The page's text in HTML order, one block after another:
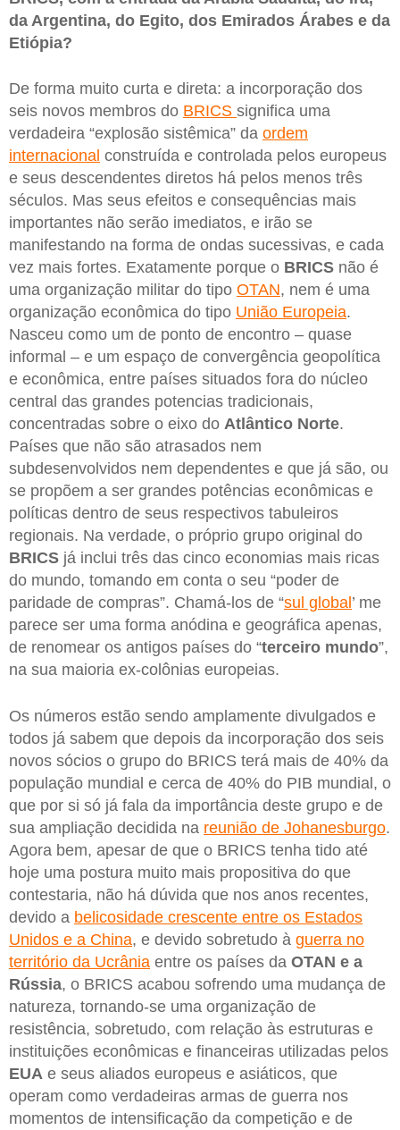
da Argentina, do Egito, dos Emirados Árabes e da
Etiópia?
De forma muito curta e direta: a incorporação dos
seis novos membros do BRICS significa uma
verdadeira “explosão sistêmica” da ordem
internacional construída e controlada pelos europeus
e seus descendentes diretos há pelos menos três
séculos. Mas seus efeitos e consequências mais
importantes não serão imediatos, e irão se
manifestando na forma de ondas sucessivas, e cada
vez mais fortes. Exatamente porque o BRICS não é
uma organização militar do tipo OTAN, nem é uma
organização econômica do tipo União Europeia.
Nasceu como um de ponto de encontro – quase
informal – e um espaço de convergência geopolítica
e econômica, entre países situados fora do núcleo
central das grandes potencias tradicionais,
concentradas sobre o eixo do Atlântico Norte.
Países que não são atrasados nem
subdesenvolvidos nem dependentes e que já são, ou
se propõem a ser grandes potências econômicas e
políticas dentro de seus respectivos tabuleiros
regionais. Na verdade, o próprio grupo original do
BRICS já inclui três das cinco economias mais ricas
do mundo, tomando em conta o seu “poder de
paridade de compras”. Chamá-los de “sul global ’ me
parece ser uma forma anódina e geográfica apenas,
de renomear os antigos países do “terceiro mundo”,
na sua maioria ex-colônias europeias.
Os números estão sendo amplamente divulgados e
todos já sabem que depois da incorporação dos seis
novos sócios o grupo do BRICS terá mais de 40% da
população mundial e cerca de 40% do PIB mundial, o
que por si só já fala da importância deste grupo e de
sua ampliação decidida na reunião de Johanesburgo.
Agora bem, apesar de que o BRICS tenha tido até
hoje uma postura muito mais propositiva do que
contestaria, não há dúvida que nos anos recentes,
devido a belicosidade crescente entre os Estados
Unidos e a China, e devido sobretudo à guerra no
território da Ucrânia entre os países da OTAN e a
Rússia, o BRICS acabou sofrendo uma mudança de
natureza, tornando-se uma organização de
resistência, sobretudo, com relação às estruturas e
instituições econômicas e financeiras utilizadas pelos
EUA e seus aliados europeus e asiáticos, que
operam como verdadeiras armas de guerra nos
momentos de intensificação da competição e de